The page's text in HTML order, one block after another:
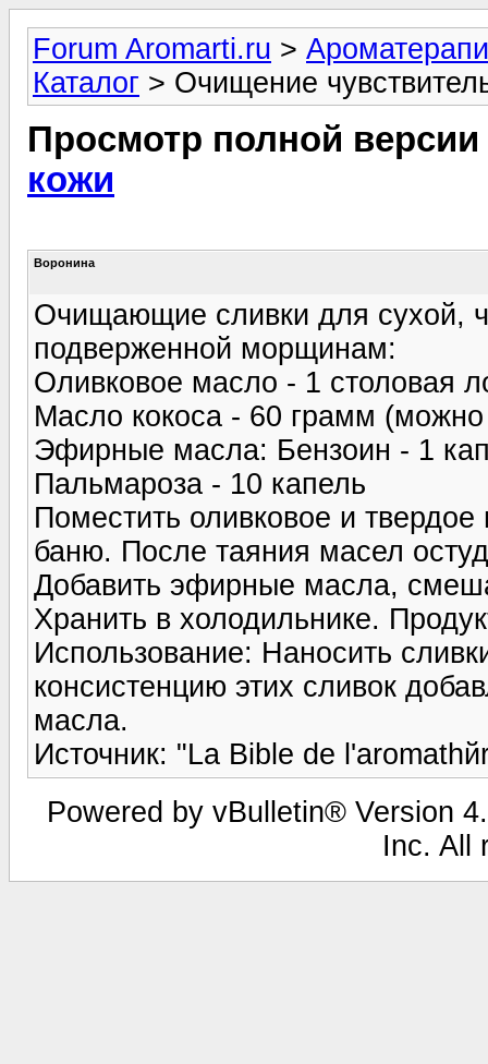
Forum Aromarti.ru >
Каталог > Очищение
Просмотр полной
кожи
Воронина
Очищающие сливки для сухой,
подверженной морщинам:
Оливковое масло - 1 столовая
Масло кокоса - 60 грамм (можно
Эфирные масла: Бензоин - 1
Пальмароза - 10 капель
Поместить оливковое и
баню. После таяния масел
Добавить эфирные масла,
Хранить в холодильнике.
Использование: Наносить
консистенцию этих сливок
масла.
Источник: "La Bible de
Powered by vBulletin® Version
Inc. All